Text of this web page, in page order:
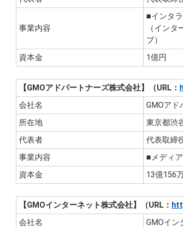
事業内容
■インタ
（イン
ブ）
資本金
1億円
【GMOアドパートナーズ株式会社】（URL：
会社名
GMOア
所在地
東京都渋
代表者
代表取
事業内容
■メディ
資本金
13億156
【GMOインターネット株式会社】（URL：
会社名
GMOイ